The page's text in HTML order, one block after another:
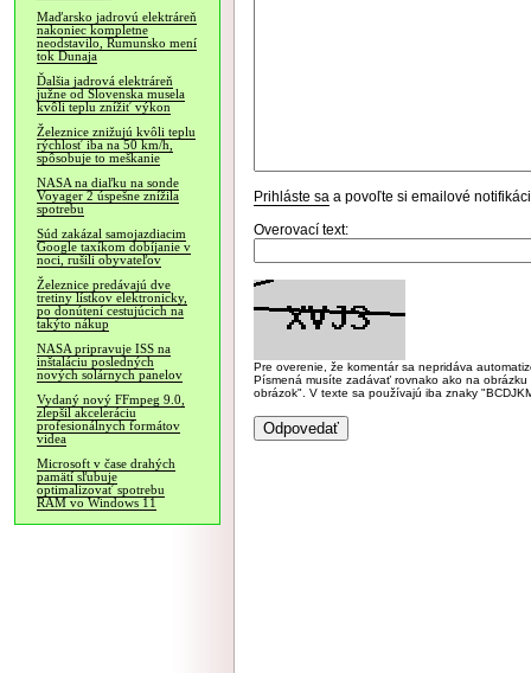
Maďarsko jadrovú elektráreň
nakoniec kompletne
neodstavilo, Rumunsko mení
tok Dunaja
Ďalšia jadrová elektráreň
južne od Slovenska musela
kvôli teplu znížiť výkon
Železnice znižujú kvôli teplu
rýchlosť iba na 50 km/h,
spôsobuje to meškanie
NASA na diaľku na sonde
Voyager 2 úspešne znížila
spotrebu
Súd zakázal samojazdiacim
Google taxíkom dobíjanie v
noci, rušili obyvateľov
Železnice predávajú dve
tretiny lístkov elektronicky,
po donútení cestujúcich na
takýto nákup
NASA pripravuje ISS na
inštaláciu posledných
nových solárnych panelov
Vydaný nový FFmpeg 9.0,
zlepšil akceleráciu
profesionálnych formátov
videa
Microsoft v čase drahých
pamätí sľubuje
optimalizovať spotrebu
RAM vo Windows 11
Prihláste sa a povoľte si emailové
Overovací text:
Pre overenie, že komentár sa nepridáva
Písmená musíte zadávať rovnako ako na
obrázok". V texte sa používajú iba znaky